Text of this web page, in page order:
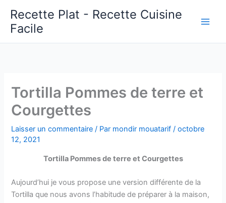
contenu
Recette Plat - Recette Cuisine
Facile
Tortilla Pommes de terre et
Courgettes
Laisser un commentaire / Par mondir mouatarif/octobre
12, 2021
Tortilla Pommes de terre et Courgettes
Aujourd’hui je vous propose une version différente de la
Tortilla que nous avons l’habitude de préparer à la maison,